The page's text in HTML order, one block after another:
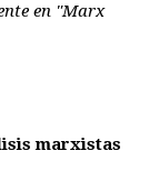
en "Marx
marxistas